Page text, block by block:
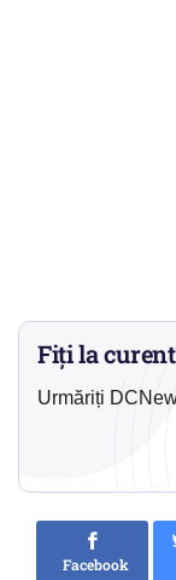
Fiți la
Urmăriți
Facebook